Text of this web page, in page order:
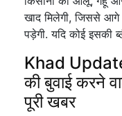
खाद मिलेगी, जिससे
पड़ेगी. यदि कोई इसकी
Khad
की बुवाई करने
पूरी खबर